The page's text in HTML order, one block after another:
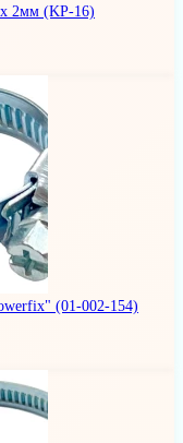
x 2мм (KP-16)
(01-002-154)